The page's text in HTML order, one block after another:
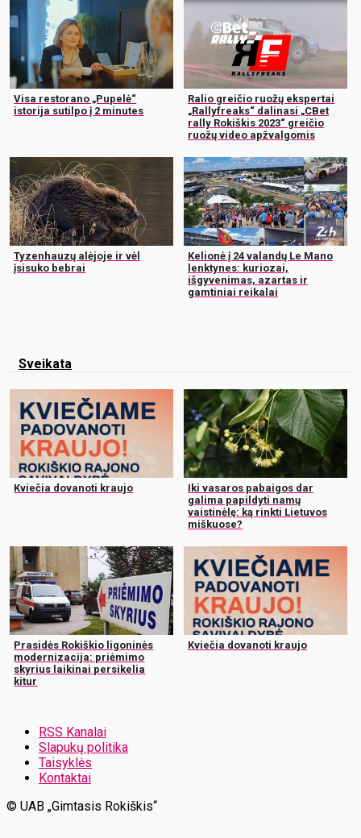
Visa restorano „Pupelė“
istorija sutilpo į 2 minutes
Ralio greičio ruožų ekspertai
„Rallyfreaks“ dalinasi „CBet
rally Rokiškis 2023“ greičio
ruožų video apžvalgomis
Tyzenhauzų alėjoje ir vėl
įsisuko bebrai
Kelionė į 24 valandų Le Mano
lenktynes: kuriozai,
išgyvenimas, azartas ir
gamtiniai reikalai
Sveikata
Kviečia dovanoti kraujo
Iki vasaros pabaigos dar
galima papildyti namų
vaistinėlę: ką rinkti Lietuvos
miškuose?
Prasidės Rokiškio ligoninės
modernizacija: priėmimo
skyrius laikinai persikelia
kitur
Kviečia dovanoti kraujo
RSS Kanalai
Slapukų politika
Taisyklės
Kontaktai
© UAB „Gimtasis Rokiškis“